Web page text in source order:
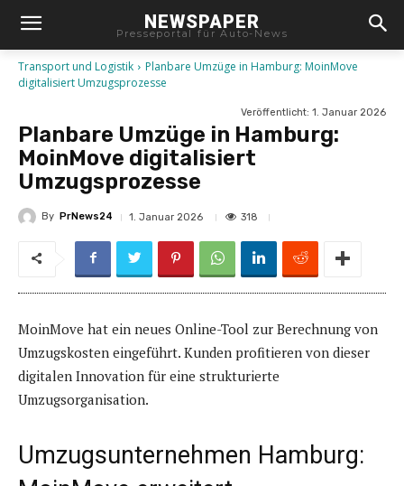
NEWSPAPER
Presseportal für Auto-News
Transport und Logistik
Planbare Umzüge in Hamburg: MoinMove
digitalisiert Umzugsprozesse
Veröffentlicht: 1. Januar 2026
Planbare Umzüge in Hamburg:
MoinMove digitalisiert
Umzugsprozesse
By PrNews24 1. Januar 2026 318
MoinMove hat ein neues Online-Tool zur Berechnung von
Umzugskosten eingeführt. Kunden profitieren von dieser
digitalen Innovation für eine strukturierte
Umzugsorganisation.
Umzugsunternehmen Hamburg: